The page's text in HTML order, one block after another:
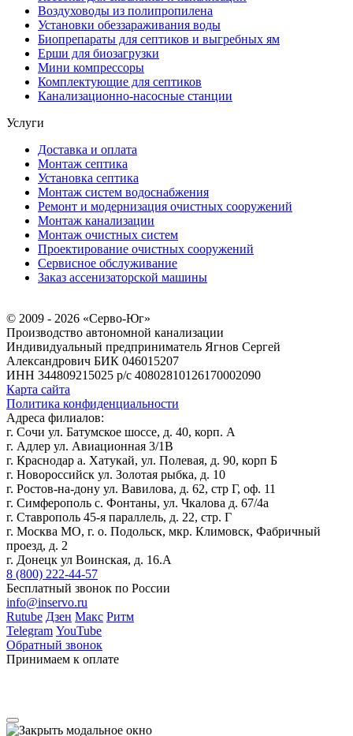
Воздуховоды из полипропилена
Установки обеззараживания воды
Биопрепараты для септиков и выгребных ям
Ерши для биозагрузки
Мини компрессоры
Комплектующие для септиков
Канализационно-насосные станции
Услуги
Доставка и оплата
Монтаж септика
Установка септика
Монтаж систем водоснабжения
Ремонт и модернизация очистных сооружений
Монтаж канализации
Монтаж очистных систем
Проектирование очистных сооружений
Сервисное обслуживание
Заказ ассенизаторской машины
© 2009 - 2026 «Серво-Юг»
Производство автономной канализации
Индивидуальный предприниматель Ягнов Сергей
Александрович БИК 046015207
ИНН 344809215025 р/с 40802810126170002090
Карта сайта
Политика конфиденциальности
Адреса филиалов:
г. Сочи ул. Батумское шоссе, д. 40, корп. А
г. Адлер ул. Авиационная 3/1В
г. Краснодар а. Хатукай, ул. Полевая, д. 90, корп Б
г. Новороссийск ул. Золотая рыбка, д. 10
г. Ростов-на-дону ул. Вавилова, д. 62, стр Г, оф. 11
г. Симферополь с. Фонтаны, ул. Чкалова д. 67/4а
г. Ставрополь 45-я параллель, д. 22, стр. Г
г. Москва МО, г. о. Подольск, мкр. Климовск, Фабричный
проезд, д. 2
г. Донецк ул Воинская, д. 16.А
8 (800) 222-44-57
Бесплатный звонок по России
info@inservo.ru
Rutube Дзен Макс Ритм
Telegram YouTube
Обратный звонок
Принимаем к оплате